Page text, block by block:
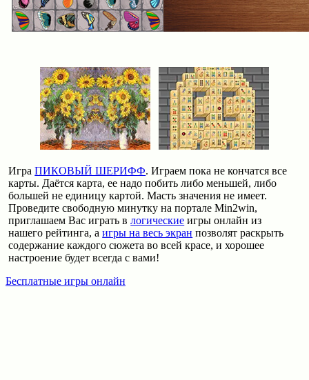
ИграПИКОВЫЙ ШЕРИФФ. Играем пока не кончатся все
карты. Даётся карта, ее надо побить либо меньшей, либо
большей не единицу картой. Масть значения не имеет.
Проведите свободную минутку на портале Min2win,
приглашаем Вас играть влогические игры онлайн из
нашего рейтинга, аигры на весь экран позволят раскрыть
содержание каждого сюжета во всей красе, и хорошее
настроение будет всегда с вами!
Бесплатные игры онлайн